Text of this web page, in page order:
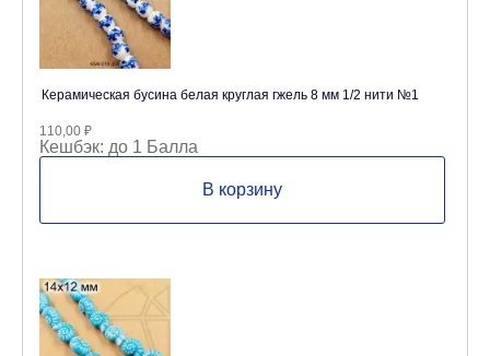
Керамическая бусина белая круглая гжель 8 мм 1/2 нити №1
110,00 ₽
Кешбэк: до 1 Балла
В корзину